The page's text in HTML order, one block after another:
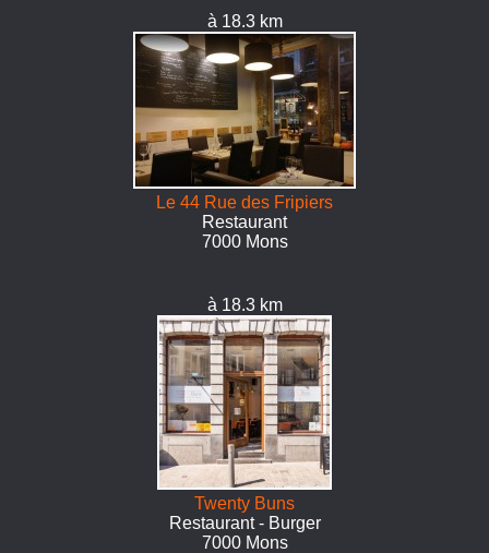
à 18.3 km
Le 44 Rue des Fripiers
Restaurant
7000 Mons
à 18.3 km
Twenty Buns
Restaurant - Burger
7000 Mons